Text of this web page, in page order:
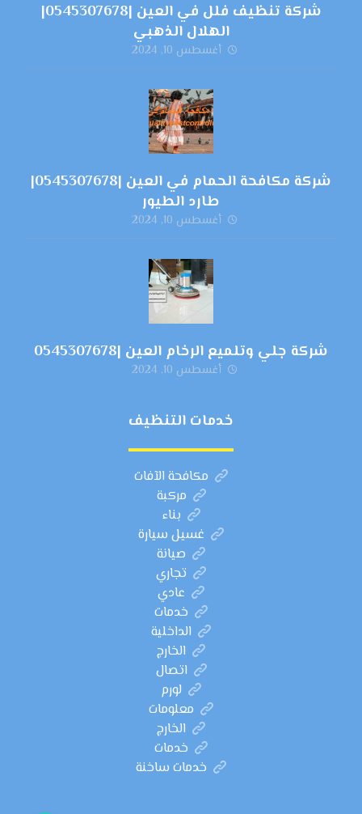
شركة تنظيف فلل في العين |0545307678|
الهلال الذهبي
أغسطس 10, 2024
شركة مكافحة الحمام في العين |0545307678|
طارد الطيور
أغسطس 10, 2024
شركة جلي وتلميع الرخام العين |0545307678
أغسطس 10, 2024
خدمات التنظيف
مكافحة الآفات
مركبة
بناء
غسيل سيارة
صيانة
تجاري
عادي
خدمات
الداخلية
الخارج
اتصال
لورم
معلومات
الخارج
خدمات
خدمات ساخنة